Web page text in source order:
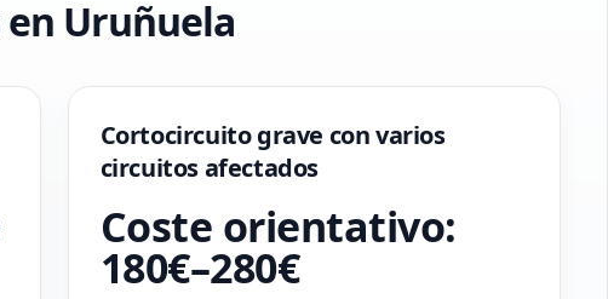
Uruñuela
Cortocircuito grave con varios
circuitos afectados
Coste orientativo:
180€–280€